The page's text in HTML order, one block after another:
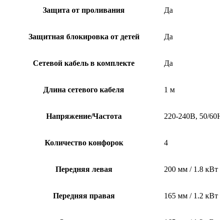
Защита от проливания Да
Защитная блокировка от детей Да
Сетевой кабель в комплекте Да
Длина сетевого кабеля 1 м
Напряжение/Частота 220-240B, 50/
Количество конфорок 4
Передняя левая 200 мм / 1.8 кВт
Передняя правая 165 мм / 1.2 кВт